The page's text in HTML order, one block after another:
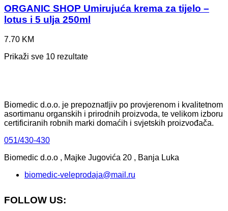
ORGANIC SHOP Umirujuća krema za tijelo –
lotus i 5 ulja 250ml
7.70 KM
Prikaži sve 10 rezultate
Biomedic d.o.o. je prepoznatljiv po provjerenom i kvalitetnom
asortimanu organskih i prirodnih proizvoda, te velikom izboru
certificiranih robnih marki domaćih i svjetskih proizvođača.
051/430-430
Biomedic d.o.o , Majke Jugovića 20 , Banja Luka
biomedic-veleprodaja@mail.ru
FOLLOW US: